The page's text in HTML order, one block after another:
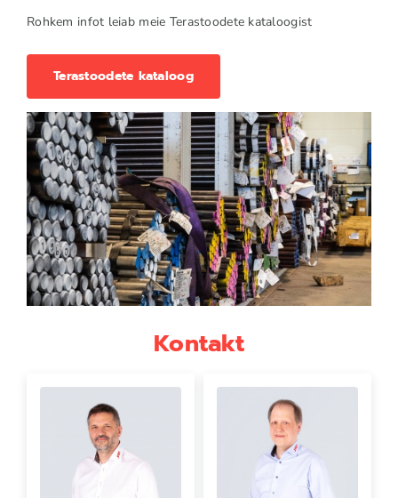
Rohkem infot leiab meie Terastoodete kataloogist
Terastoodete kataloog
Kontakt